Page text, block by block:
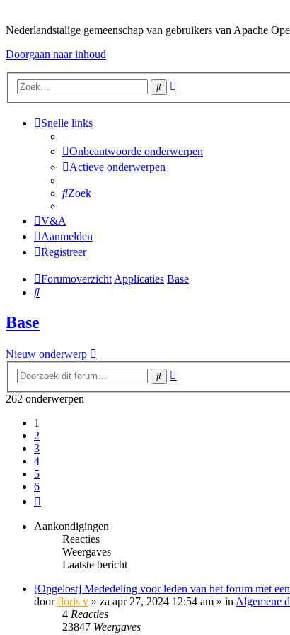
Nederlandstalige gemeenschap van gebruikers van Apache
Doorgaan naar inhoud
Zoek
Snelle links
Onbeantwoorde onderwerpen
Actieve onderwerpen
Zoek
V&A
Aanmelden
Registreer
Forumoverzicht Applicaties Base
Zoek
Base
Nieuw onderwerp
Zoek
262 onderwerpen
1
2
3
4
5
6
Aankondigingen
Reacties
Weergaves
Laatste bericht
[Opgelost] Mededeling voor leden van het forum met
doorfloris v » za apr 27, 2024 12:54 am » in Algemene
4 Reacties
23847 Weergaves